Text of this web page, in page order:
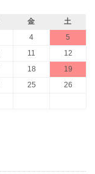
金
土
4
5
11
12
18
19
25
26